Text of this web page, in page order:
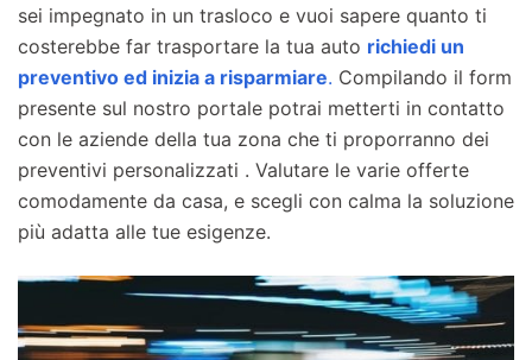
sei impegnato in un trasloco e vuoi sapere quanto ti
costerebbe far trasportare la tua auto richiedi un
preventivo ed inizia a risparmiare. Compilando il form
presente sul nostro portale potrai metterti in contatto
con le aziende della tua zona che ti proporranno dei
preventivi personalizzati . Valutare le varie offerte
comodamente da casa, e scegli con calma la soluzione
più adatta alle tue esigenze.